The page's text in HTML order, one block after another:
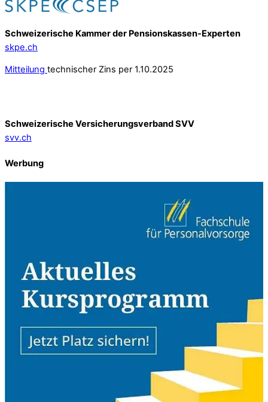
Schweizerische Kammer der Pensionskassen-Experten
skpe.ch
Mitteilung technischer Zins per 1.10.2025
Schweizerische Versicherungsverband SVV
svv.ch
Werbung